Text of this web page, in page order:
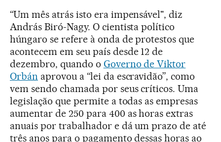
“Um mês atrás isto era impensável", diz
András Biró-Nagy. O cientista político
húngaro se refere à onda de protestos que
acontecem em seu país desde 12 de
dezembro, quando o Governo de Viktor
Orbán aprovou a “lei da escravidão”, como
vem sendo chamada por seus críticos. Uma
legislação que permite a todas as empresas
aumentar de 250 para 400 as horas extras
anuais por trabalhador e dá um prazo de até
três anos para o pagamento dessas horas ao